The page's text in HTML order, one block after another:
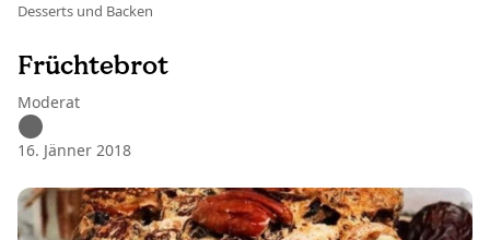
Desserts und Backen
Früchtebrot
Moderat
16. Jänner 2018